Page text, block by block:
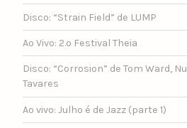
Disco: “Strain Field” de LUMP
Ao Vivo: 2.º Festival Theia
Disco: “Corrosion” de Tom Ward,
Tavares
Ao vivo: Julho é de Jazz (parte 1)